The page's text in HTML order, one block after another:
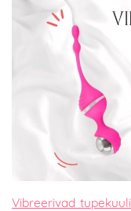
Vibreerivad